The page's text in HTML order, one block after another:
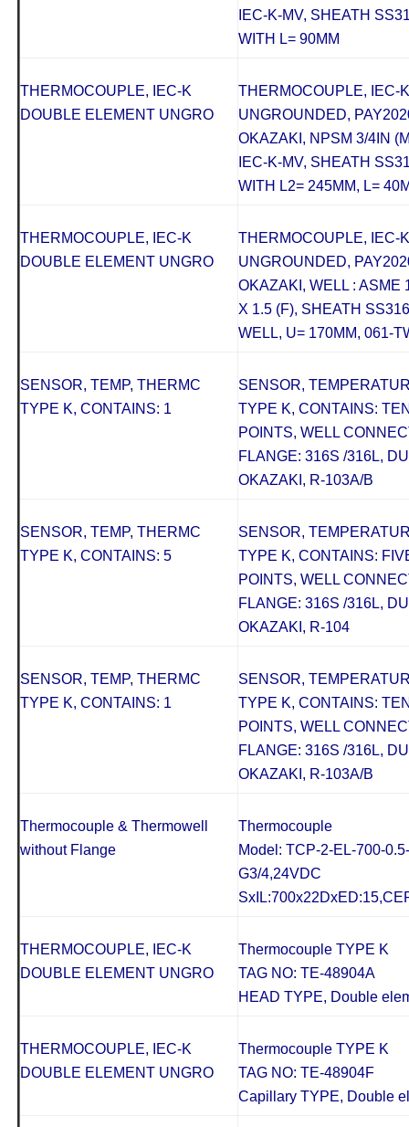
IEC-K-MV, SHEATH
WITH L= 90MM
THERMOCOUPLE, IEC-K
DOUBLE ELEMENT UNGRO
THERMOCOUPLE, IEC-
UNGROUNDED,
OKAZAKI, NPSM 3/4IN
IEC-K-MV, SHEATH
WITH L2= 245MM, L=
THERMOCOUPLE, IEC-K
DOUBLE ELEMENT UNGRO
THERMOCOUPLE, IEC-
UNGROUNDED,
OKAZAKI, WELL : ASME
X 1.5 (F), SHEATH
WELL, U= 170MM, 061-
SENSOR, TEMP, THERMC
TYPE K, CONTAINS: 1
SENSOR,
TYPE K, CONTAINS:
POINTS, WELL
FLANGE: 316S /316L,
OKAZAKI, R-103A/B
SENSOR, TEMP, THERMC
TYPE K, CONTAINS: 5
SENSOR,
TYPE K, CONTAINS:
POINTS, WELL
FLANGE: 316S /316L,
OKAZAKI, R-104
SENSOR, TEMP, THERMC
TYPE K, CONTAINS: 1
SENSOR,
TYPE K, CONTAINS:
POINTS, WELL
FLANGE: 316S /316L,
OKAZAKI, R-103A/B
Thermocouple & Thermowell
without Flange
Thermocouple
Model: TCP-2-EL-700-
G3/4,24VDC
THERMOCOUPLE, IEC-K
DOUBLE ELEMENT UNGRO
Thermocouple TYPE K
TAG NO: TE-48904A
HEAD TYPE, Double
THERMOCOUPLE, IEC-K
DOUBLE ELEMENT UNGRO
Thermocouple TYPE K
TAG NO: TE-48904F
Capillary TYPE, Double